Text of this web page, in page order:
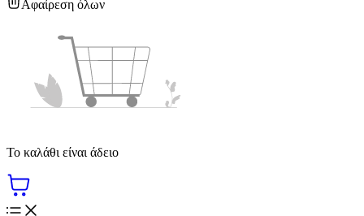
Αφαίρεση όλων
Το καλάθι είναι άδειο